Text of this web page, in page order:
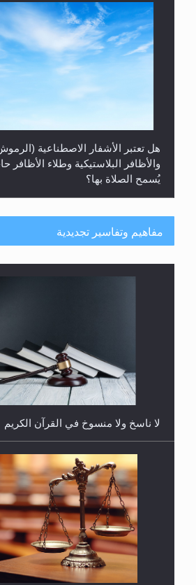
هل تعتبر الأشفار الاصطناعية
والأظافر البلاستيكية وطلاء الأظافر
يُسمح الصلاة بها؟
هل يُحسب حول الزكاة وفق السنة
هل يجوز فتح مشروع كوافير نسائي
المحجبات؟
مفاهيم وتفاسير تجديدية
لا ناسخ ولا منسوخ في القرآن الكريم